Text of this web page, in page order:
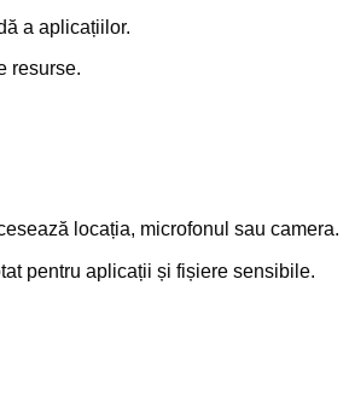
a aplicațiilor.
resurse.
locația, microfonul sau camera.
pentru aplicații și fișiere sensibile.